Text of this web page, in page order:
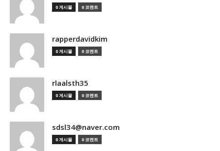
0 게시물 0 코멘트
rapperdavidkim
0 게시물 0 코멘트
rlaalsth35
0 게시물 0 코멘트
sdsl34@naver.com
0 게시물 0 코멘트